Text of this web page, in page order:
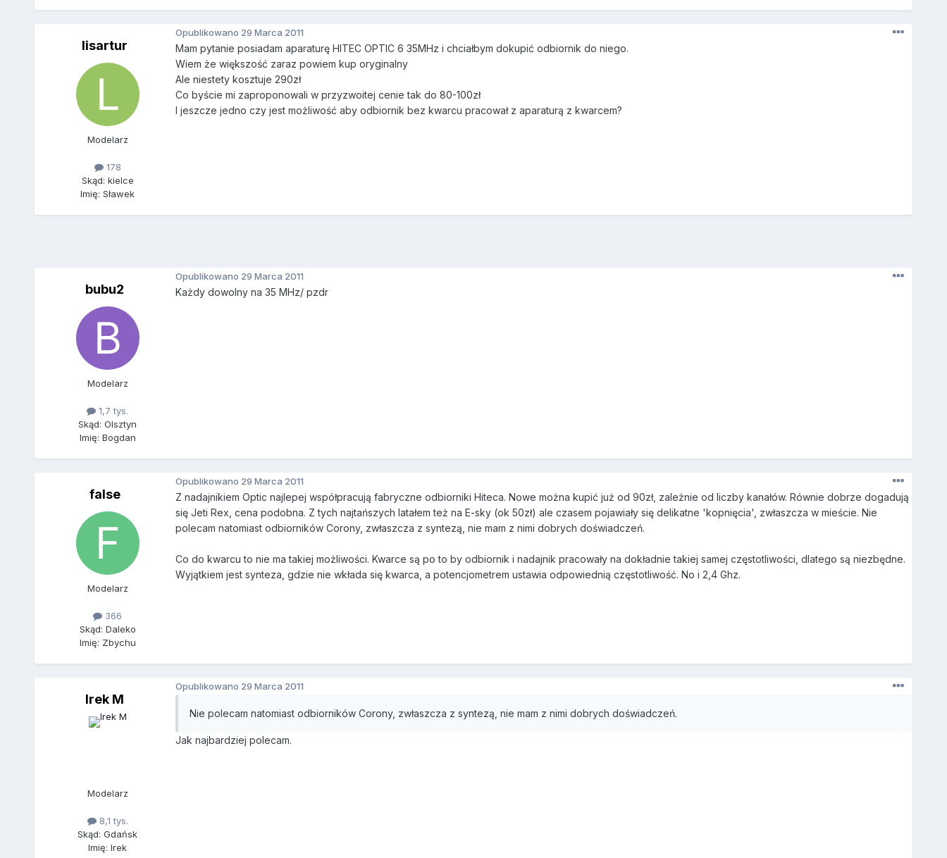
lisartur
Modelarz
178
Skąd: kielce
Imię: Sławek
Opublikowano 29 Marca 2011
Mam pytanie posiadam aparaturę HITEC OPTIC 6 35MHz i chciałbym dokupić odbiornik do niego.
Wiem że większość zaraz powiem kup oryginalny
Ale niestety kosztuje 290zł
Co byście mi zaproponowali w przyzwoitej cenie tak do 80-100zł
I jeszcze jedno czy jest możliwość aby odbiornik bez kwarcu pracował z aparaturą z kwarcem?
bubu2
Modelarz
1,7 tys.
Skąd: Olsztyn
Imię: Bogdan
Opublikowano 29 Marca 2011
Każdy dowolny na 35 MHz/ pzdr
false
Modelarz
366
Skąd: Daleko
Imię: Zbychu
Opublikowano 29 Marca 2011
Z nadajnikiem Optic najlepej współpracują fabryczne odbiorniki Hiteca. Nowe można kupić już od 90zł, zależnie od liczby kanałów. Równie dobrze dogadują
się Jeti Rex, cena podobna. Z tych najtańszych latałem też na E-sky (ok 50zł) ale czasem pojawiały się delikatne 'kopnięcia', zwłaszcza w mieście. Nie
polecam natomiast odbiorników Corony, zwłaszcza z syntezą, nie mam z nimi dobrych doświadczeń.
Co do kwarcu to nie ma takiej możliwości. Kwarce są po to by odbiornik i nadajnik pracowały na dokładnie takiej samej częstotliwości, dlatego są niezbędne.
Wyjątkiem jest synteza, gdzie nie wkłada się kwarca, a potencjometrem ustawia odpowiednią częstotliwość. No i 2,4 Ghz.
Irek M
Modelarz
8,1 tys.
Skąd: Gdańsk
Imię: Irek
Opublikowano 29 Marca 2011
Nie polecam natomiast odbiorników Corony, zwłaszcza z syntezą, nie mam z nimi dobrych doświadczeń.
Jak najbardziej polecam.